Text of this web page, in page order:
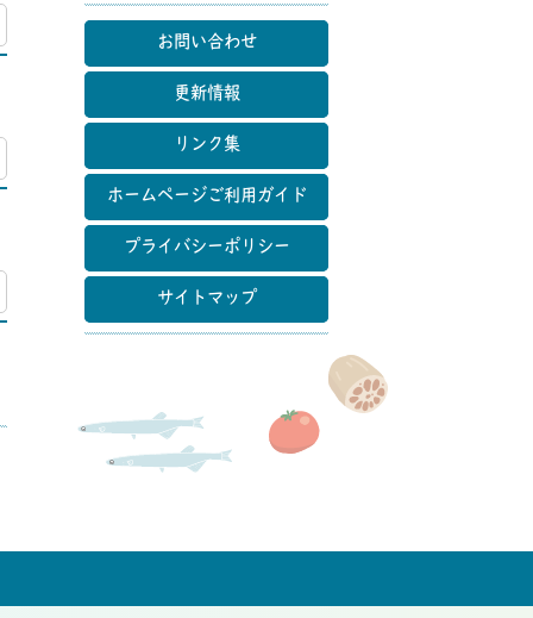
マップ
お問い合わせ
更新情報
リンク集
ホームページご利用ガイド
プライバシーポリシー
サイトマップ